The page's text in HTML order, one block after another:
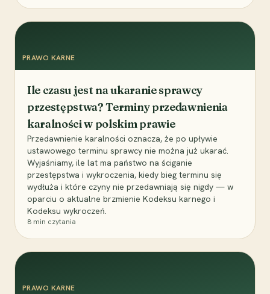
PRAWO KARNE
Ile czasu jest na ukaranie sprawcy
przestępstwa? Terminy przedawnienia
karalności w polskim prawie
Przedawnienie karalności oznacza, że po upływie
ustawowego terminu sprawcy nie można już ukarać.
Wyjaśniamy, ile lat ma państwo na ściganie
przestępstwa i wykroczenia, kiedy bieg terminu się
wydłuża i które czyny nie przedawniają się nigdy — w
oparciu o aktualne brzmienie Kodeksu karnego i
Kodeksu wykroczeń.
8 min czytania
PRAWO KARNE